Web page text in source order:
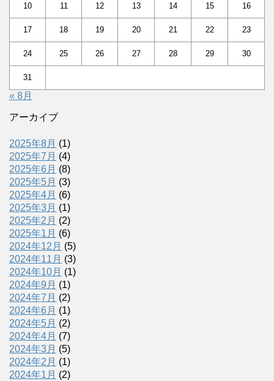
10 11 12 13 14 15 16
17 18 19 20 21 22 23
24 25 26 27 28 29 30
31
« 8月
アーカイブ
2025年8月 (1)
2025年7月 (4)
2025年6月 (8)
2025年5月 (3)
2025年4月 (6)
2025年3月 (1)
2025年2月 (2)
2025年1月 (6)
2024年12月 (5)
2024年11月 (3)
2024年10月 (1)
2024年9月 (1)
2024年7月 (2)
2024年6月 (1)
2024年5月 (2)
2024年4月 (7)
2024年3月 (5)
2024年2月 (1)
2024年1月 (2)